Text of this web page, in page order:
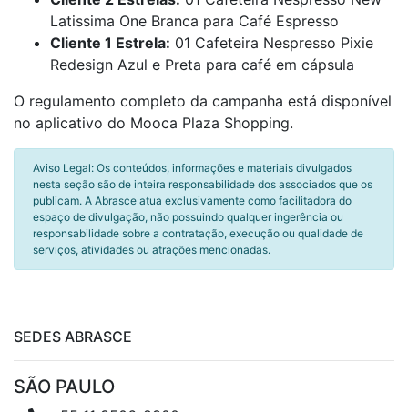
Latissima One Branca para Café Espresso
Cliente 1 Estrela: 01 Cafeteira Nespresso Pixie
Redesign Azul e Preta para café em cápsula
O regulamento completo da campanha está disponível
no aplicativo do Mooca Plaza Shopping.
Aviso Legal: Os conteúdos, informações e materiais divulgados
nesta seção são de inteira responsabilidade dos associados que os
publicam. A Abrasce atua exclusivamente como facilitadora do
espaço de divulgação, não possuindo qualquer ingerência ou
responsabilidade sobre a contratação, execução ou qualidade de
serviços, atividades ou atrações mencionadas.
SEDES ABRASCE
SÃO PAULO